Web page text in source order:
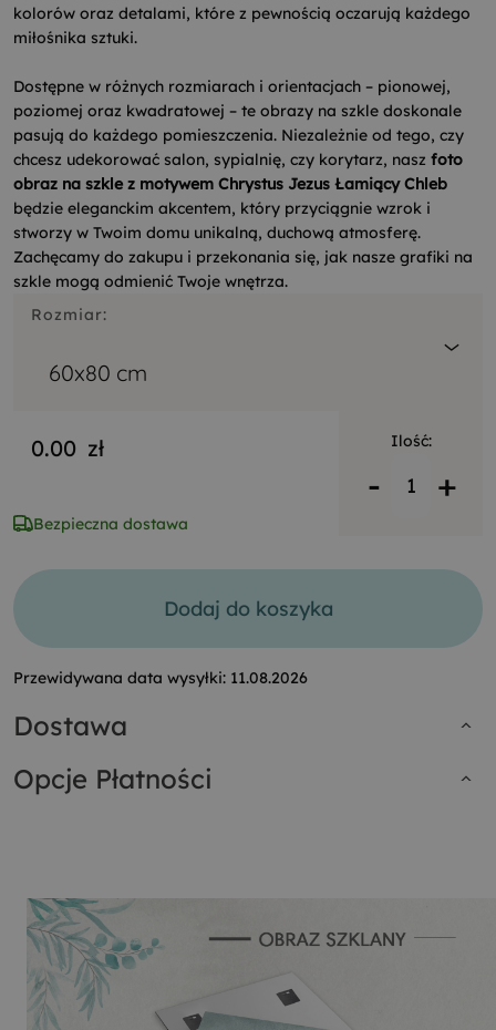
kolorów oraz detalami, które z pewnością oczarują każdego
miłośnika sztuki.
Dostępne w różnych rozmiarach i orientacjach – pionowej,
poziomej oraz kwadratowej – te obrazy na szkle doskonale
pasują do każdego pomieszczenia. Niezależnie od tego, czy
chcesz udekorować salon, sypialnię, czy korytarz, nasz foto
obraz na szkle z motywem Chrystus Jezus Łamiący Chleb
będzie eleganckim akcentem, który przyciągnie wzrok i
stworzy w Twoim domu unikalną, duchową atmosferę.
Zachęcamy do zakupu i przekonania się, jak nasze grafiki na
szkle mogą odmienić Twoje wnętrza.
Rozmiar:
60x80 cm
0.00 zł
Bezpieczna dostawa
Ilość:
- +
Dodaj do koszyka
Przewidywana data wysyłki: 11.08.2026
Dostawa
Opcje Płatności